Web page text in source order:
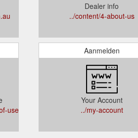
Dealer info
../content/4-about-us
use
Aanmelden
Your Account
../my-account